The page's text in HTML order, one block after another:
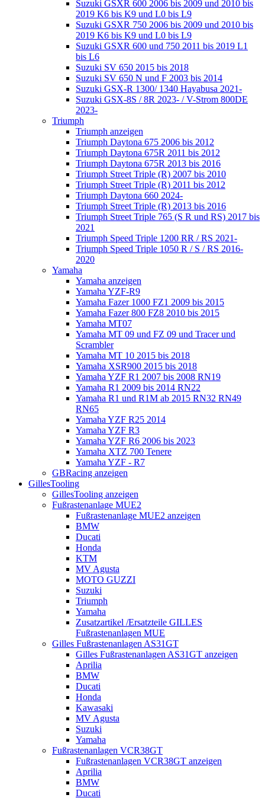
Suzuki GSXR 600 2006 bis 2009 und 2010 bis
2019 K6 bis K9 und L0 bis L9
Suzuki GSXR 750 2006 bis 2009 und 2010 bis
2019 K6 bis K9 und L0 bis L9
Suzuki GSXR 600 und 750 2011 bis 2019 L1
bis L6
Suzuki SV 650 2015 bis 2018
Suzuki SV 650 N und F 2003 bis 2014
Suzuki GSX-R 1300/ 1340 Hayabusa 2021-
Suzuki GSX-8S / 8R 2023- / V-Strom 800DE
2023-
Triumph
Triumph anzeigen
Triumph Daytona 675 2006 bis 2012
Triumph Daytona 675R 2011 bis 2012
Triumph Daytona 675R 2013 bis 2016
Triumph Street Triple (R) 2007 bis 2010
Triumph Street Triple (R) 2011 bis 2012
Triumph Daytona 660 2024-
Triumph Street Triple (R) 2013 bis 2016
Triumph Street Triple 765 (S R und RS) 2017 bis
2021
Triumph Speed Triple 1200 RR / RS 2021-
Triumph Speed Triple 1050 R / S / RS 2016-
2020
Yamaha
Yamaha anzeigen
Yamaha YZF-R9
Yamaha Fazer 1000 FZ1 2009 bis 2015
Yamaha Fazer 800 FZ8 2010 bis 2015
Yamaha MT07
Yamaha MT 09 und FZ 09 und Tracer und
Scrambler
Yamaha MT 10 2015 bis 2018
Yamaha XSR900 2015 bis 2018
Yamaha YZF R1 2007 bis 2008 RN19
Yamaha R1 2009 bis 2014 RN22
Yamaha R1 und R1M ab 2015 RN32 RN49
RN65
Yamaha YZF R25 2014
Yamaha YZF R3
Yamaha YZF R6 2006 bis 2023
Yamaha XTZ 700 Tenere
Yamaha YZF - R7
GBRacing anzeigen
GillesTooling
GillesTooling anzeigen
Fußrastenanlage MUE2
Fußrastenanlage MUE2 anzeigen
BMW
Ducati
Honda
KTM
MV Agusta
MOTO GUZZI
Suzuki
Triumph
Yamaha
Zusatzartikel /Ersatzteile GILLES
Fußrastenanlagen MUE
Gilles Fußrastenanlagen AS31GT
Gilles Fußrastenanlagen AS31GT anzeigen
Aprilia
BMW
Ducati
Honda
Kawasaki
MV Agusta
Suzuki
Yamaha
Fußrastenanlagen VCR38GT
Fußrastenanlagen VCR38GT anzeigen
Aprilia
BMW
Ducati